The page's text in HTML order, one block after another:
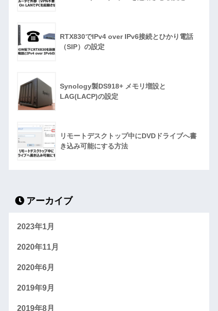
RTX830でIPv4 over IPv6接続とひかり電話
（SIP）の設定
Synology製DS918+ メモリ増設と
LAG(LACP)の設定
リモートデスクトップ中にDVDドライブへ書
き込み可能にする方法
アーカイブ
2023年1月
2020年11月
2020年6月
2019年9月
2019年8月